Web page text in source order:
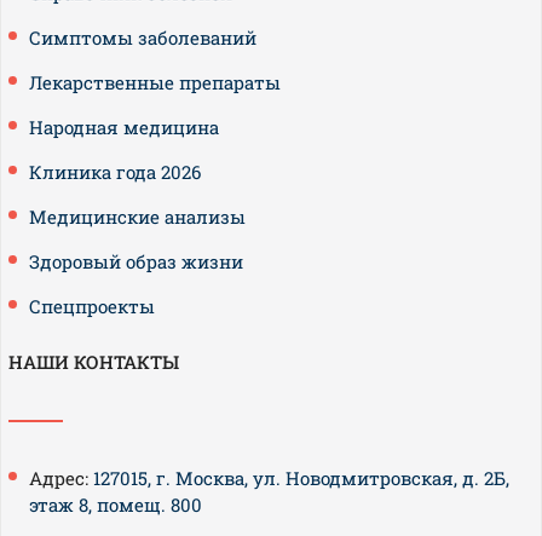
Симптомы заболеваний
Лекарственные препараты
Народная медицина
Клиника года 2026
Медицинские анализы
Здоровый образ жизни
Спецпроекты
НАШИ КОНТАКТЫ
Адрес: 127015, г. Москва, ул. Новодмитровская, д. 2Б,
этаж 8, помещ. 800